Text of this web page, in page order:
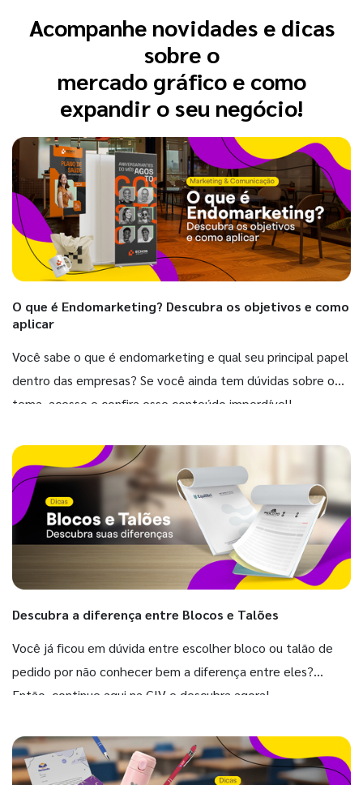
Acompanhe novidades e dicas
sobre o
mercado gráfico e como
expandir o seu negócio!
O que é Endomarketing? Descubra os objetivos e como
aplicar
Você sabe o que é endomarketing e qual seu principal papel
dentro das empresas? Se você ainda tem dúvidas sobre o
tema, acesse e confira esse conteúdo imperdível!
Descubra a diferença entre Blocos e Talões
Você já ficou em dúvida entre escolher bloco ou talão de
pedido por não conhecer bem a diferença entre eles?
Então, continue aqui na GIV e descubra agora!